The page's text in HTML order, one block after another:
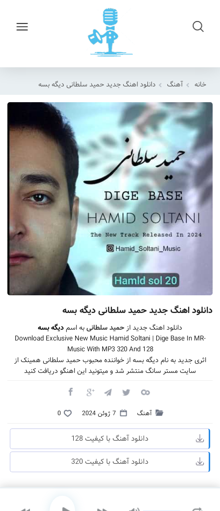
خانه آهنگ دانلود اهنگ جدید حمید سلطانی دیگه بسه
دانلود اهنگ جدید حمید سلطانی دیگه بسه
دانلود اهنگ جدید از حمید سلطانیبه اسمدیگه بسه
Download Exclusive New Music Hamid Soltani | Dige Base In MR-
Music With MP3 320 And 128
اثری جدید به نام دیگه بسه از خواننده محبوب حمید سلطانی همینک از
سایت مستر سانگ منتشر شد و میتونید این اهنگو دریافت کنید
آهنگ 7 ژوئن 2024 0
دانلود آهنگ با کیفیت 128
دانلود آهنگ با کیفیت 320